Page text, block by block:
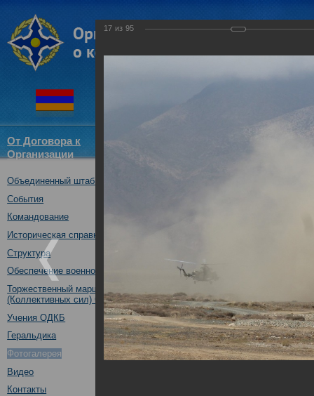
От Договора к
Организации
Объединенный штаб ОДКБ
События
Командование
Историческая справка
Структура
Обеспечение военной безопасности
Торжественный марш Войск
(Коллективных сил) ОДКБ
Учения ОДКБ
Геральдика
Фотогалерея
Видео
Контакты
17 из 95